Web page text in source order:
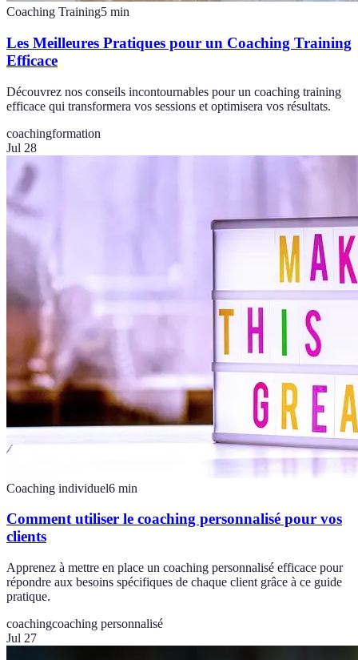
Coaching Training5 min
Les Meilleures Pratiques pour un Coaching Training
Efficace
Découvrez nos conseils incontournables pour un coaching training
efficace qui transformera vos sessions et optimisera vos résultats.
coachingformation
Jul 28
Coaching individuel6 min
Comment utiliser le coaching personnalisé pour vos
clients
Apprenez à mettre en place un coaching personnalisé efficace pour
répondre aux besoins spécifiques de chaque client grâce à ce guide
pratique.
coachingcoaching personnalisé
Jul 27